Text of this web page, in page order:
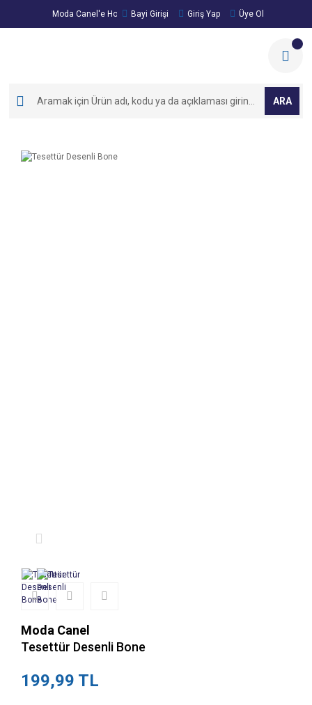
Moda Canel'e Hoşgeldiniz!
Bayi Girişi Giriş Yap Üye Ol
ARA
Moda Canel
Tesettür Desenli Bone
199,99 TL